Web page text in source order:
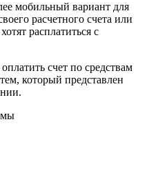
мобильный вариант для
расчетного счета или
расплатиться с
счет по средствам
который представлен